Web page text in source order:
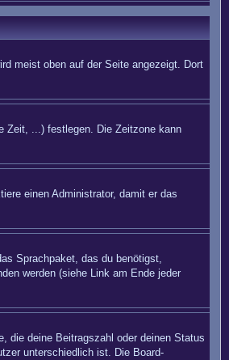
meist oben auf der Seite angezeigt. Dort
Zeit, ...) festlegen. Die Zeitzone kann
einen Administrator, damit er das
Sprachpaket, das du benötigst,
werden (siehe Link am Ende jeder
die deine Beitragszahl oder deinen Status
unterschiedlich ist. Die Board-